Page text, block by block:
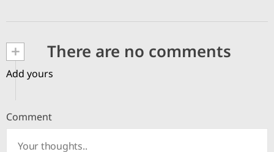
+ There are no comments
Add yours
Comment